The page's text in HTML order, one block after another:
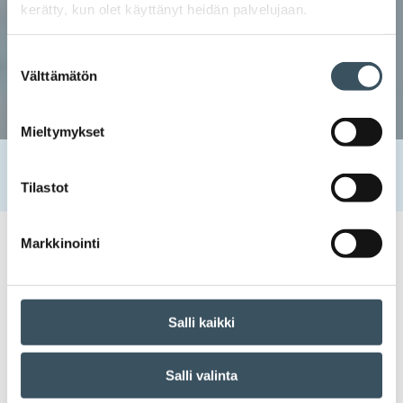
kerätty, kun olet käyttänyt heidän palvelujaan.
valinta
Välttämätön
Mieltymykset
Tilastot
Markkinointi
Salli kaikki
Salli valinta
Työntekijän lomauttaminen koronatilanteessa
,TES,
Työntekijän lomauttaminen
koronatilanteessa